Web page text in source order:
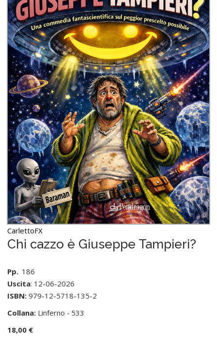
CarlettoFX
Chi cazzo è Giuseppe Tampieri?
Pp. 186
Uscita: 12-06-2026
ISBN: 979-12-5718-135-2
Collana: Linferno - 533
18,00 €